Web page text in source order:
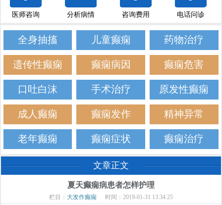
医师咨询 分析病情 咨询费用 电话问诊
全身抽搐 儿童癫痫 药物治疗
遗传性癫痫 癫痫病因 癫痫危害
口吐白沫 手术治疗 原发性癫痫
成人癫痫 癫痫发作 精神异常
老年癫痫 癫痫症状 癫痫治疗
文章正文
夏天癫痫病患者怎样护理
栏目： 大发作癫痫 时间：2019-01-31 13:34:25